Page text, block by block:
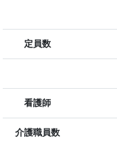
定員数
看護師
介護職員数